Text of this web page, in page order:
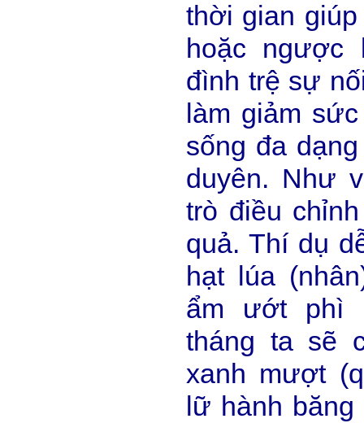
thời gian
hoặc ngược
đình trệ sự
làm giảm
sống đa
duyên. Như
trò điều
quả. Thí dụ
hạt lúa
ẩm ướt phì
tháng ta sẽ
xanh mượt
lữ hành